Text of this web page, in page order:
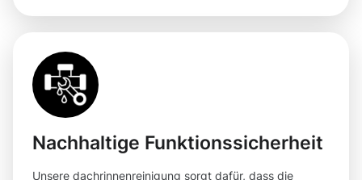
Nachhaltige Funktionssicherheit
Unsere dachrinnenreinigung sorgt dafür, dass die